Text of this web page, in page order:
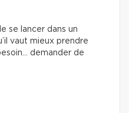
se lancer dans un
vaut mieux prendre
demander de